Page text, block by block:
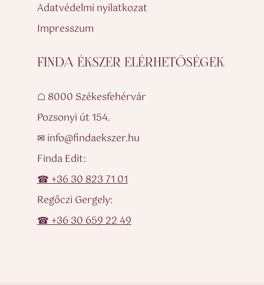
Adatvédelmi nyilatkozat
Impresszum
FINDA ÉKSZER ELÉRHETŐSÉGEK
☖ 8000 Székesfehérvár
Pozsonyi út 154.
✉ info@findaekszer.hu
Finda Edit:
☎ +36 30 823 71 01
Regőczi Gergely:
☎ +36 30 659 22 49